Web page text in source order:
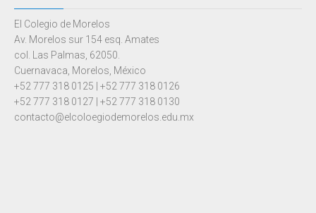
El Colegio de Morelos
Av. Morelos sur 154 esq. Amates
col. Las Palmas, 62050.
Cuernavaca, Morelos, México
+52 777 318 0125 | +52 777 318 0126
+52 777 318 0127 | +52 777 318 0130
contacto@elcoloegiodemorelos.edu.mx